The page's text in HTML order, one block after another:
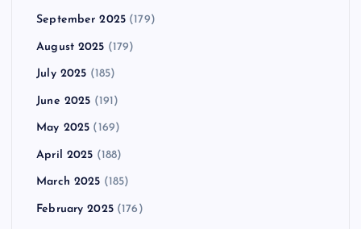
September 2025 (179)
August 2025 (179)
July 2025 (185)
June 2025 (191)
May 2025 (169)
April 2025 (188)
March 2025 (185)
February 2025(176)